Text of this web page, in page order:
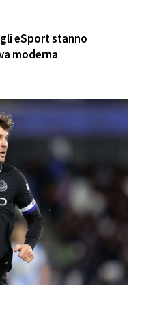
eSport stanno
moderna